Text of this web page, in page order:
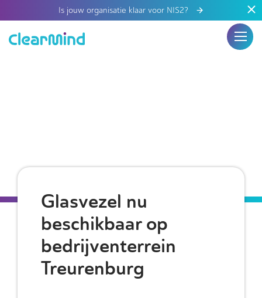
Is jouw organisatie klaar voor NIS2?
Glasvezel nu
beschikbaar op
bedrijventerrein
Treurenburg